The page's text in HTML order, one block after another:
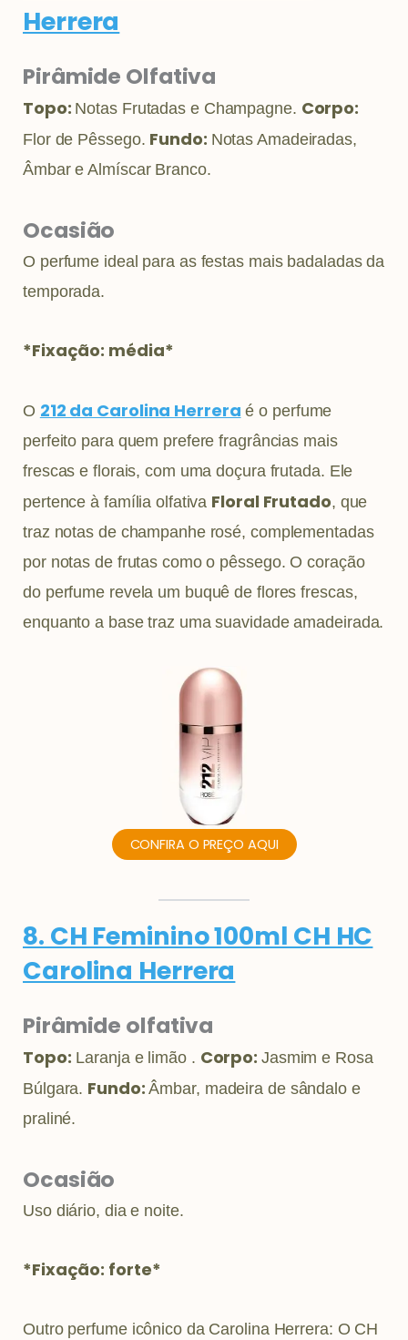
Herrera
Pirâmide Olfativa
Topo: Notas Frutadas e Champagne. Corpo:
Flor de Pêssego. Fundo: Notas Amadeiradas,
Âmbar e Almíscar Branco.
Ocasião
O perfume ideal para as festas mais badaladas da
temporada.
*Fixação: média*
O 212 da Carolina Herrera é o perfume
perfeito para quem prefere fragrâncias mais
frescas e florais, com uma doçura frutada. Ele
pertence à família olfativa Floral Frutado, que
traz notas de champanhe rosé, complementadas
por notas de frutas como o pêssego. O coração
do perfume revela um buquê de flores frescas,
enquanto a base traz uma suavidade amadeirada.
CONFIRA O PREÇO AQUI
8. CH Feminino 100ml CH HC
Carolina Herrera
Pirâmide olfativa
Topo: Laranja e limão . Corpo: Jasmim e Rosa
Búlgara. Fundo:Âmbar, madeira de sândalo e
praliné.
Ocasião
Uso diário, dia e noite.
*Fixação: forte*
Outro perfume icônico da Carolina Herrera: O CH